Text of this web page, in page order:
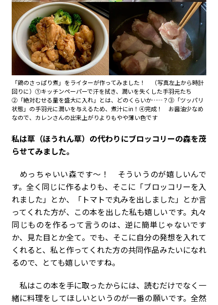
「鶏のさっぱり煮」をライターが作ってみました！ （写真左上から時計
回りに）①キッチンペーパーで汗を拭き、潤いを失くした手羽元たち
②「絶対むせる量を盛大に入れ」とは、どのくらいか……？③「ツッパリ
状態」の手羽元に潤いを与えるため、煮汁にin！④完成！ お醤油少なめ
なので、カレンさんの出来上がりよりもやや薄い色です
――私は草（ほうれん草）の代わりにブロッコリーの森を茂
らせてみました。
めっちゃいい森です～！ そういうのが嬉しいんで
す。全く同じに作るよりも、そこに「ブロッコリーを入
れました」とか、「トマトで丸みを出しました」とか言
ってくれた方が、この本を出した私も嬉しいです。丸々
同じものを作るって言うのは、逆に簡単じゃないです
か、見た目とか全て。でも、そこに自分の発想を入れて
くれると、私と作ってくれた方の共同作品みたいになれ
るので、とても嬉しいですね。
私はこの本を手に取ったからには、読むだけでなく一
緒に料理をしてほしいというのが一番の願いです。全然